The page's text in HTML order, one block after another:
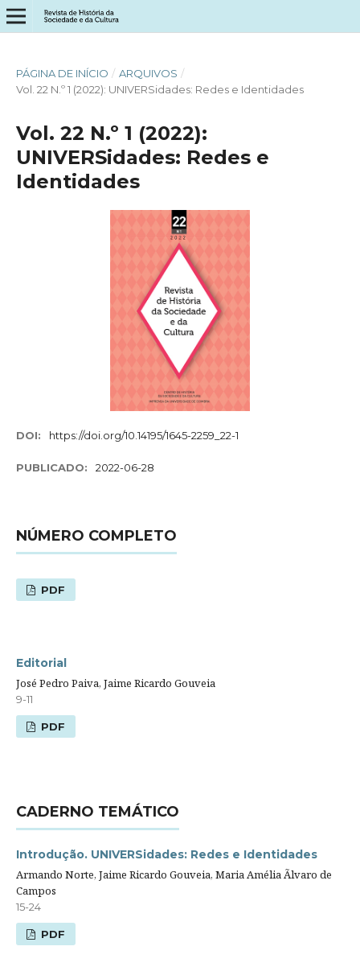
PÁGINA DE INÍCIO / ARQUIVOS /
Vol. 22 N.º 1 (2022): UNIVERSidades: Redes e Identidades
Vol. 22 N.º 1 (2022):
UNIVERSidades: Redes e
Identidades
DOI: https://doi.org/10.14195/1645-2259_22-1
PUBLICADO: 2022-06-28
NÚMERO COMPLETO
PDF
Editorial
José Pedro Paiva, Jaime Ricardo Gouveia
9-11
PDF
CADERNO TEMÁTICO
Introdução. UNIVERSidades: Redes e Identidades
Armando Norte, Jaime Ricardo Gouveia, Maria Amélia Ãlvaro de
Campos
15-24
PDF